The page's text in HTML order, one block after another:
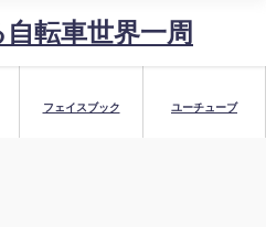
転車世界一周
フェイスブック ユーチューブ